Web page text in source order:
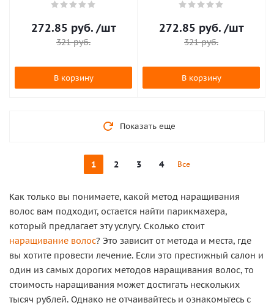
272.85 руб. /шт
321руб.
В корзину
272.85 руб. /шт
321руб.
В корзину
Показать еще
1 2 3 4 Все
Как только вы понимаете, какой метод наращивания
волос вам подходит, остается найти парикмахера,
который предлагает эту услугу. Сколько стоит
наращивание волос? Это зависит от метода и места, где
вы хотите провести лечение. Если это престижный салон и
один из самых дорогих методов наращивания волос, то
стоимость наращивания может достигать нескольких
тысяч рублей. Однако не отчаивайтесь и ознакомьтесь с